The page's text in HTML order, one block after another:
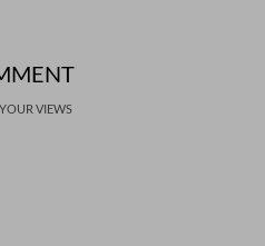
VIEWS